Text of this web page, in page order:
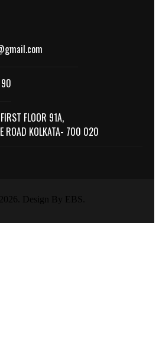
FLOOR 91A,
ROAD KOLKATA- 700 020
Design By EBS.